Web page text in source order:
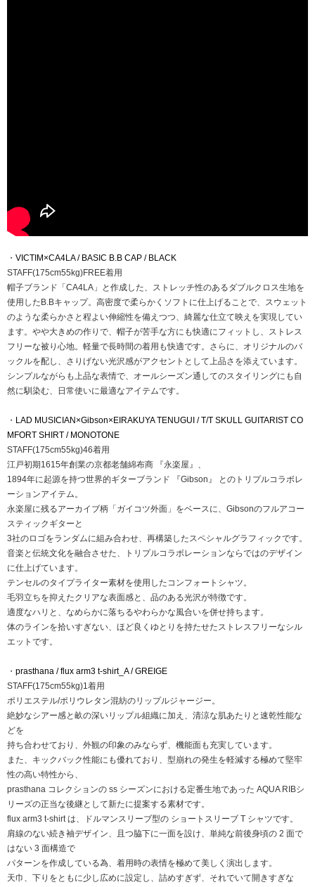
・ VICTIM×CA4LA / BASIC B.B CAP / BLACK
STAFF(175cm55kg)FREE着用
帽子ブランド「CA4LA」と作成した、ストレッチ性のあるダブルクロス生地を
使用したB.Bキャップ。高密度で柔らかくソフトに仕上げることで、スウェット
のような柔らかさと程よい伸縮性を備えつつ、綺麗な仕立て映えを実現してい
ます。やや大きめの作りで、帽子が苦手な方にも快適にフィットし、ストレス
フリーな被り心地。軽量で長時間の着用も快適です。さらに、オリジナルのバ
ックルを配し、さりげない光沢感がアクセントとして上品さを添えています。
シンプルながらも上品な表情で、オールシーズン通してのスタイリングにも自
然に馴染む、日常使いに最適なアイテムです。
・ LAD MUSICIAN×Gibson×EIRAKUYA TENUGUI / T/T SKULL GUITARIST CO
MFORT SHIRT / MONOTONE
STAFF(175cm55kg)46着用
江戸初期1615年創業の京都老舗綿布商 『永楽屋』、
1894年に起源を持つ世界的ギターブランド 『Gibson』 とのトリプルコラボレ
ーションアイテム。
永楽屋に残るアーカイブ柄「ガイコツ外面」をベースに、Gibsonのフルアコー
スティックギターと
3社のロゴをランダムに組み合わせ、再構築したスペシャルグラフィックです。
音楽と伝統文化を融合させた、トリプルコラボレーションならではのデザイン
に仕上げています。
テンセルのタイプライター素材を使用したコンフォートシャツ。
毛羽立ちを抑えたクリアな表面感と、品のある光沢が特徴です。
適度なハリと、なめらかに落ちるやわらかな風合いを併せ持ちます。
体のラインを拾いすぎない、ほど良くゆとりを持たせたストレスフリーなシル
エットです。
・ prasthana / flux arm3 t-shirt_A / GREIGE
STAFF(175cm55kg)1着用
ポリエステル/ポリウレタン混紡のリップルジャージー。
絶妙なシアー感と畝の深いリップル組織に加え、清涼な肌あたりと速乾性能な
どを
持ち合わせており、外観の印象のみならず、機能⾯も充実しています。
また、キックバック性能にも優れており、型崩れの発⽣を軽減する極めて堅牢
性の⾼い特性から、
prasthana コレクションの ss シーズンにおける定番⽣地であった AQUA RIBシ
リーズの正当な後継として新たに提案する素材です。
flux arm3 t-shirt は、ドルマンスリーブ型の ショートスリーブ T シャツです。
肩線のない続き袖デザイン、且つ脇下に⼀⾯を設け、単純な前後⾝頃の 2 ⾯で
はない 3 ⾯構造で
パターンを作成している為、着⽤時の表情を極めて美しく演出します。
天⼱、下りをともに少し広めに設定し、詰めすぎず、それでいて開きすぎな